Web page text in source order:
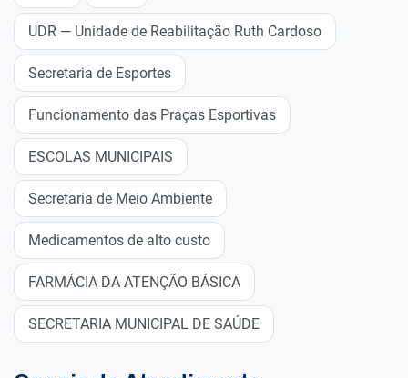
UDR — Unidade de Reabilitação Ruth Cardoso
Secretaria de Esportes
Funcionamento das Praças Esportivas
ESCOLAS MUNICIPAIS
Secretaria de Meio Ambiente
Medicamentos de alto custo
FARMÁCIA DA ATENÇÃO BÁSICA
SECRETARIA MUNICIPAL DE SAÚDE